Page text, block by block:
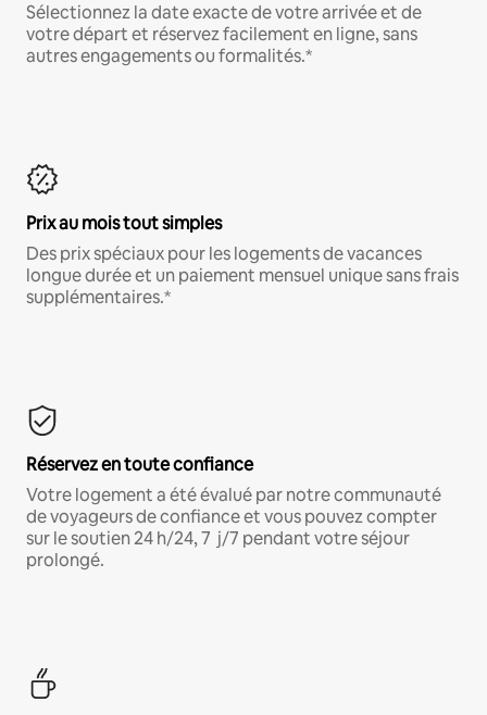
Sélectionnez la date exacte de votre arrivée et de
votre départ et réservez facilement en ligne, sans
autres engagements ou formalités.*
Prix au mois tout simples
Des prix spéciaux pour les logements de vacances
longue durée et un paiement mensuel unique sans frais
supplémentaires.*
Réservez en toute confiance
Votre logement a été évalué par notre communauté
de voyageurs de confiance et vous pouvez compter
sur le soutien 24 h/24, 7 j/7 pendant votre séjour
prolongé.